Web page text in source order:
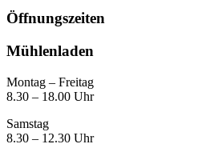
Öffnungszeiten
Mühlenladen
Montag – Freitag
8.30 – 18.00 Uhr
Samstag
8.30 – 12.30 Uhr